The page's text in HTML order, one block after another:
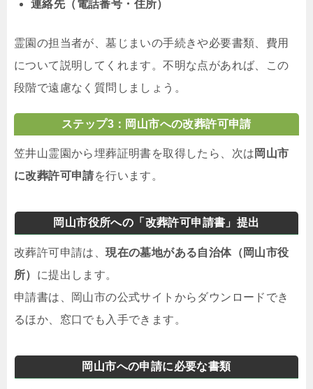
連絡先（電話番号・住所）
霊園の担当者が、墓じまいの手続きや必要書類、費用
について説明してくれます。不明な点があれば、この
段階で遠慮なく質問しましょう。
ステップ3：岡山市への改葬許可申請
笠井山霊園から埋葬証明書を取得したら、次は 岡山市
に改葬許可申請を行います。
岡山市役所への「改葬許可申請書」提出
改葬許可申請は、現在の墓地がある自治体（岡山市役
所） に提出します。
申請書は、岡山市の公式サイトからダウンロードでき
るほか、窓口でも入手できます。
岡山市への申請に必要な書類